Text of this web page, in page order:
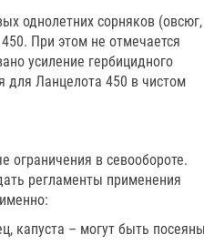
однолетних сорняков (овсюг,
При этом не отмечается
усиление гербицидного
для Ланцелота 450 в чистом
ограничения в севообороте.
регламенты применения
капуста – могут быть